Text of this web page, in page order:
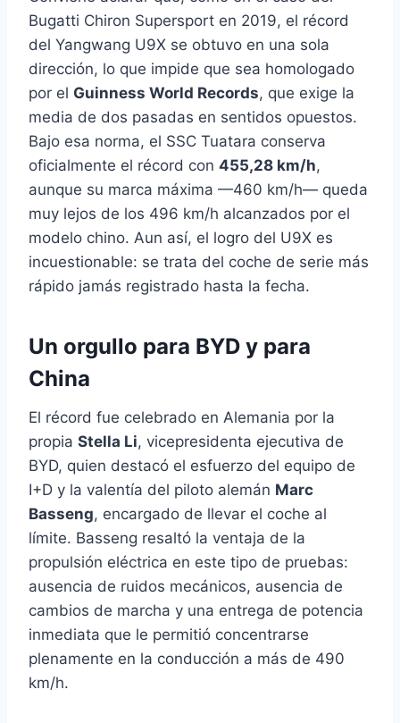
Bugatti Chiron Supersport en 2019, el récord
del Yangwang U9X se obtuvo en una sola
dirección, lo que impide que sea homologado
por el Guinness World Records, que exige la
media de dos pasadas en sentidos opuestos.
Bajo esa norma, el SSC Tuatara conserva
oficialmente el récord con 455,28 km/h,
aunque su marca máxima —460 km/h— queda
muy lejos de los 496 km/h alcanzados por el
modelo chino. Aun así, el logro del U9X es
incuestionable: se trata del coche de serie más
rápido jamás registrado hasta la fecha.
Un orgullo para BYD y para
China
El récord fue celebrado en Alemania por la
propia Stella Li, vicepresidenta ejecutiva de
BYD, quien destacó el esfuerzo del equipo de
I+D y la valentía del piloto alemán Marc
Basseng, encargado de llevar el coche al
límite. Basseng resaltó la ventaja de la
propulsión eléctrica en este tipo de pruebas:
ausencia de ruidos mecánicos, ausencia de
cambios de marcha y una entrega de potencia
inmediata que le permitió concentrarse
plenamente en la conducción a más de 490
km/h.